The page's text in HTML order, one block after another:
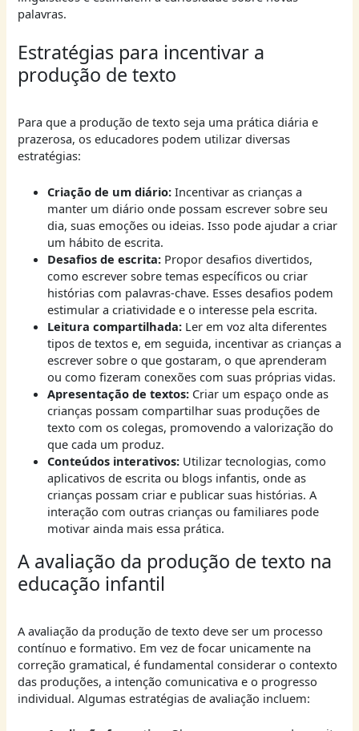
palavras.
Estratégias para incentivar a
produção de texto
Para que a produção de texto seja uma prática diária e
prazerosa, os educadores podem utilizar diversas
estratégias:
Criação de um diário: Incentivar as crianças a
manter um diário onde possam escrever sobre seu
dia, suas emoções ou ideias. Isso pode ajudar a criar
um hábito de escrita.
Desafios de escrita: Propor desafios divertidos,
como escrever sobre temas específicos ou criar
histórias com palavras-chave. Esses desafios podem
estimular a criatividade e o interesse pela escrita.
Leitura compartilhada: Ler em voz alta diferentes
tipos de textos e, em seguida, incentivar as crianças a
escrever sobre o que gostaram, o que aprenderam
ou como fizeram conexões com suas próprias vidas.
Apresentação de textos: Criar um espaço onde as
crianças possam compartilhar suas produções de
texto com os colegas, promovendo a valorização do
que cada um produz.
Conteúdos interativos: Utilizar tecnologias, como
aplicativos de escrita ou blogs infantis, onde as
crianças possam criar e publicar suas histórias. A
interação com outras crianças ou familiares pode
motivar ainda mais essa prática.
A avaliação da produção de texto na
educação infantil
A avaliação da produção de texto deve ser um processo
contínuo e formativo. Em vez de focar unicamente na
correção gramatical, é fundamental considerar o contexto
das produções, a intenção comunicativa e o progresso
individual. Algumas estratégias de avaliação incluem: